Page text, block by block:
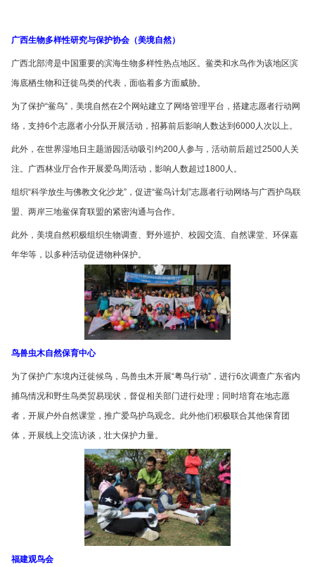
广西生物多样性研究与保护协会（美境自然）
广西北部湾是中国重要的滨海生物多样性热点地区。鲎类和水鸟作为该地区滨
海底栖生物和迁徙鸟类的代表，面临着多方面威胁。
为了保护“鲎鸟”，美境自然在2个网站建立了网络管理平台，搭建志愿者行动网
络，支持6个志愿者小分队开展活动，招募前后影响人数达到6000人次以上。
此外，在世界湿地日主题游园活动吸引约200人参与，活动前后超过2500人关
注。广西林业厅合作开展爱鸟周活动，影响人数超过1800人。
组织“科学放生与佛教文化沙龙”，促进“鲎鸟计划”志愿者行动网络与广西护鸟联
盟、两岸三地鲎保育联盟的紧密沟通与合作。
此外，美境自然积极组织生物调查、野外巡护、校园交流、自然课堂、环保嘉
年华等，以多种活动促进物种保护。
鸟兽虫木自然保育中心
为了保护广东境内迁徙候鸟，鸟兽虫木开展“粤鸟行动”，进行6次调查广东省内
捕鸟情况和野生鸟类贸易现状，督促相关部门进行处理；同时培育在地志愿
者，开展户外自然课堂，推广爱鸟护鸟观念。此外他们积极联合其他保育团
体，开展线上交流访谈，壮大保护力量。
福建观鸟会